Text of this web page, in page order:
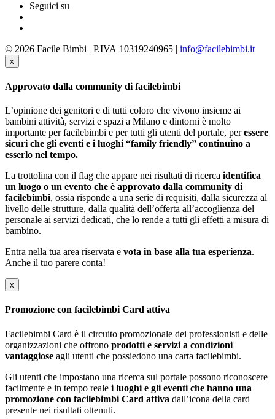
Seguici su
© 2026 Facile Bimbi | P.IVA 10319240965 | info@facilebimbi.it
x
Approvato dalla community di facilebimbi
L’opinione dei genitori e di tutti coloro che vivono insieme ai
bambini attività, servizi e spazi a Milano e dintorni è molto
importante per facilebimbi e per tutti gli utenti del portale, peressere
sicuri che gli eventi e i luoghi “family friendly” continuino a
esserlo nel tempo.
La trottolina con il flag che appare nei risultati di ricerca identifica
un luogo o un evento che è approvato dalla community di
facilebimbi, ossia risponde a una serie di requisiti, dalla sicurezza al
livello delle strutture, dalla qualità dell’offerta all’accoglienza del
personale ai servizi dedicati, che lo rende a tutti gli effetti a misura di
bambino.
Entra nella tua area riservata e vota in base alla tua esperienza.
Anche il tuo parere conta!
x
Promozione con facilebimbi Card attiva
Facilebimbi Card è il circuito promozionale dei professionisti e delle
organizzazioni che offrono prodotti e servizi a condizioni
vantaggiose agli utenti che possiedono una carta facilebimbi.
Gli utenti che impostano una ricerca sul portale possono riconoscere
facilmente e in tempo reale i luoghi e gli eventi che hanno una
promozione con facilebimbi Card attiva dall’icona della card
presente nei risultati ottenuti.